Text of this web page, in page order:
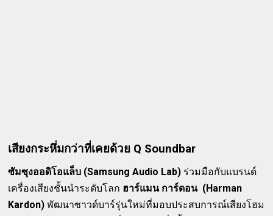
เสียงกระหึ่มกว่าที่เคยด้วย Q Soundbar
ซัมซุงออดิโอแล็บ (Samsung Audio Lab) ร่วมมือกับแบรนด์
เครื่องเสียงชั้นนำระดับโลก ฮาร์แมน การ์ดอน (Harman
Kardon)พัฒนาซาวด์บาร์รุ่นใหม่ที่มอบประสบการณ์เสียงโฮม